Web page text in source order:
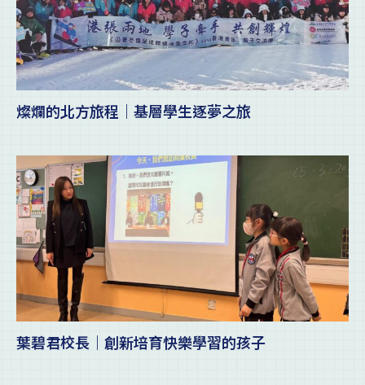
燦爛的北方旅程｜基層學生逐夢之旅
葉碧君校長｜創新培育快樂學習的孩子